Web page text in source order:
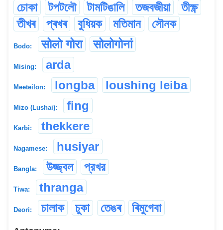
চোকা
টপটলৌ টামটিঙালি তজবজীয়া
তীক্ষ্ণ
তীখৰ
প্ৰখৰ বুধিয়ক মতিমান সৌনক
Bodo: सोलो गोरा सोलोगोनां
Mising: arda
Meeteilon: longba loushing leiba
Mizo (Lushai): fing
Karbi: thekkere
Nagamese: husiyar
Bangla: উজ্জ্বল প্রখর
Tiwa: thranga
Deori: চালাক চুকা তেঙৰ ৰিমুগেবা